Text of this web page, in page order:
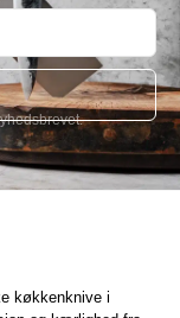
køkkenknive i